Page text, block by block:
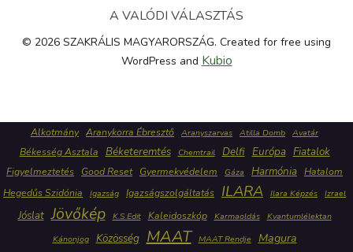
A VALÓDI VÁLASZTÁS
© 2026 SZAKRÁLIS MAGYARORSZÁG. Created for free using
WordPress and Kubio
Alkotmány Aranykorra Ébresztő Aranyszarvas Atilla Domb Avatár
Békesség Asztala Béketeremtés Chemtrail Delfi Európa Fiatalok
Figyelmeztetés Good Reset Gyermekvédelem Gáza Harmónia Hatalom
Hegedűs Szidónia
Igazság Igazságszolgáltatás ILARA Ilara Képzés Izrael
Jóslat Jövőkép K.S.Edit Kaleidoszkóp Karmaoldás
Kvantumlélektan
Kánonjog
Közösség MAAT MAAT Rendje Magura